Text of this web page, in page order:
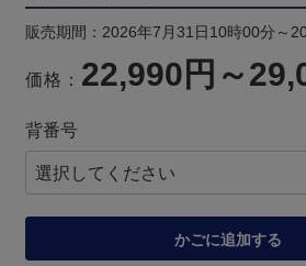
販売期間：2026年7月31日10時00分～
価格： 22,990円～
背番号
かごに追加する